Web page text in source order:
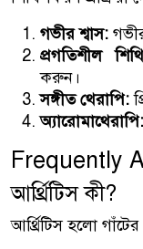
গভীর শ্বাস:
প্রগতিশীল
করুন।
সঙ্গীত থেরাপি:
অ্যারোমাথেরাপি:
Frequently
আর্থ্রিটিস কী?
আর্থ্রিটিস হলো